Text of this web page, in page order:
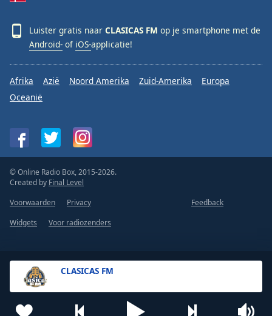
CLASICAS FM
Luister gratis naar CLASICAS FM op je smartphone met de
Android- of iOS-applicatie!
Afrika Azië Noord Amerika Zuid-Amerika
Europa
Oceanië
© Online Radio Box, 2015-2026.
Created by Final Level
Voorwaarden
Privacy
Feedback
Widgets
Voor radiozenders